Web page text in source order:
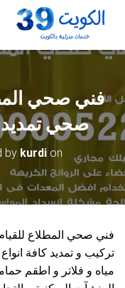
صحي
by kurdion
فني صحي المطلاع
تركيب و تمديد كافة
مياه و فلاتر و اطقم